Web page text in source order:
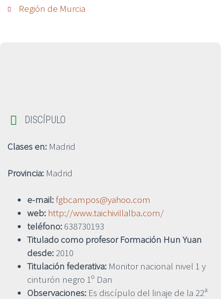
Región de Murcia

 DISCÍPULO
Clases en: Madrid
Provincia: Madrid
e-mail:fgbcampos@yahoo.com
web: http://www.taichivillalba.com/
teléfono: 638730193
Titulado como profesor Formación Hun Yuan
desde: 2010
Titulación federativa: Monitor nacional nivel 1 y
cinturón negro 1º Dan
Observaciones: Es discípulo del linaje de la 22ª